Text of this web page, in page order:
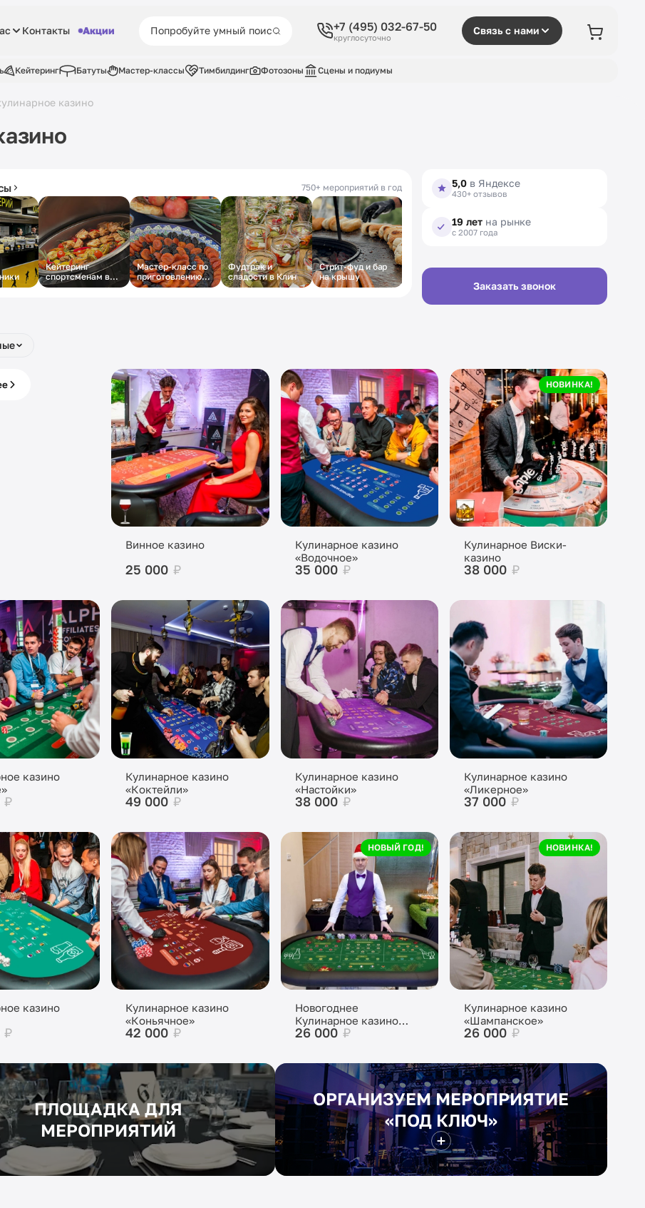
Контакты Акции +7 (495) 032-67-50
круглосуточно
Связь с нами
Кейтеринг Батуты Мастер-классы Тимбилдинг Фотозоны Сцены и подиумы
казино
750+ мероприятий в год
Кейтеринг
спортсменам в
Лужниках
Мастер-класс по
приготовлению
плова
Фудтрак и
сладости в Клин
Стрит-фуд и бар
на крышу
Фуршет на
открытие
выставки в музее
5,0 в Яндексе
430+ отзывов
19 лет на рынке
с 2007 года
Заказать звонок
с
Винное казино
25 000 ₽
Кулинарное казино
«Водочное»
35 000 ₽
НОВИНКА!
Кулинарное Виски-
казино
38 000 ₽
казино
₽
Кулинарное казино
«Коктейли»
49 000 ₽
Кулинарное казино
«Настойки»
38 000 ₽
Кулинарное казино
«Ликерное»
37 000 ₽
казино
₽
Кулинарное казино
«Коньячное»
42 000 ₽
ПЛОЩАДКА ДЛЯ
МЕРОПРИЯТИЙ
ОРГАНИЗУЕМ МЕРОПРИЯТИЕ
«ПОД КЛЮЧ»
НОВЫЙ ГОД!
Новогоднее
Кулинарное казино
«Шампанское»
26 000 ₽
НОВИНКА!
Кулинарное казино
«Шампанское»
26 000 ₽